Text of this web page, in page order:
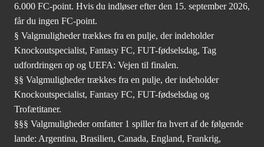
6.000 FC-point. Hvis du indløser efter den 15. september 2026,
får du ingen FC-point.
§ Valgmuligheder trækkes fra en pulje, der indeholder
Knockoutspecialist, Fantasy FC, FUT-fødselsdag, Tag
udfordringen op og UEFA: Vejen til finalen.
§§ Valgmuligheder trækkes fra en pulje, der indeholder
Knockoutspecialist, Fantasy FC, FUT-fødselsdag og
Trofætitaner.
§§§ Valgmuligheder omfatter 1 spiller fra hvert af de følgende
lande: Argentina, Brasilien, Canada, England, Frankrig,